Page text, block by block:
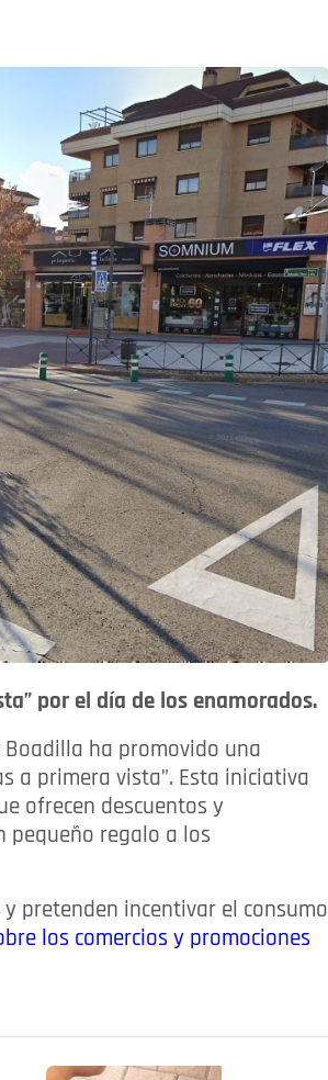
por el día de los enamorados.
Boadilla ha promovido una
a primera vista”. Esta iniciativa
ofrecen descuentos y
pequeño regalo a los
pretenden incentivar el consumo
los comercios y promociones